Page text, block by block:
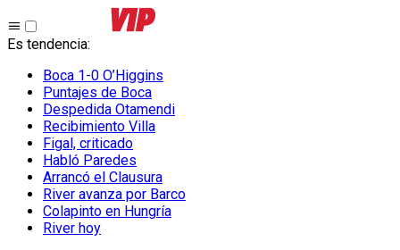
Es tendencia:
Boca 1-0 O’Higgins
Puntajes de Boca
Despedida Otamendi
Recibimiento Villa
Figal, criticado
Habló Paredes
Arrancó el Clausura
River avanza por Barco
Colapinto en Hungría
River hoy